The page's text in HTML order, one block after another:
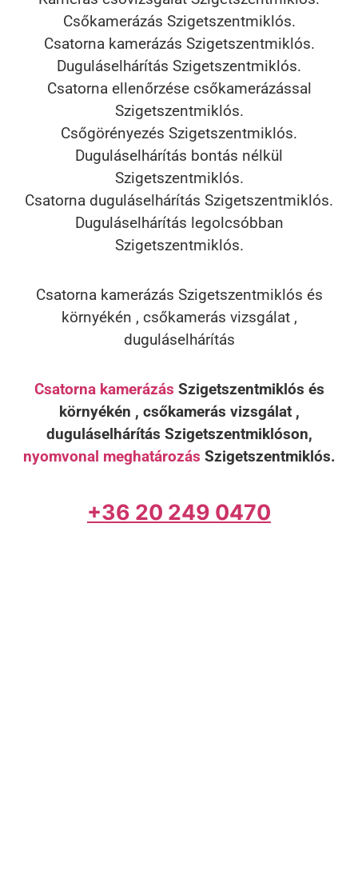
Csőkamerázás Szigetszentmiklós.
Csatorna kamerázás Szigetszentmiklós.
Duguláselhárítás Szigetszentmiklós.
Csatorna ellenőrzése csőkamerázással
Szigetszentmiklós.
Csőgörényezés Szigetszentmiklós.
Duguláselhárítás bontás nélkül
Szigetszentmiklós.
Csatorna duguláselhárítás Szigetszentmiklós.
Duguláselhárítás legolcsóbban
Szigetszentmiklós.
Csatorna kamerázás Szigetszentmiklós és
környékén , csőkamerás vizsgálat ,
duguláselhárítás
Csatorna kamerázás Szigetszentmiklós és
környékén , csőkamerás vizsgálat ,
duguláselhárítás Szigetszentmiklóson,
nyomvonal meghatározás Szigetszentmiklós.
+36 20 249 0470